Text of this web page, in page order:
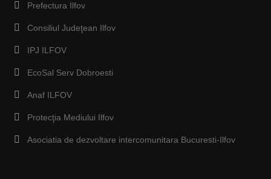
Prefectura Ilfov
Consiliul Judeţean Ilfov
IPJ ILFOV
EcoSal Serv Dobroesti
Anaf ILFOV
Protecţia Mediului Ilfov
Asociatia de dezvoltare intercomunitara Bucuresti-Ilfov